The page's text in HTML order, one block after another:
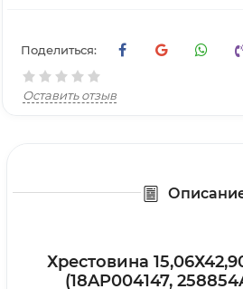
Поделиться:
Оставить отзыв
Хрестовина
(18AP004147,